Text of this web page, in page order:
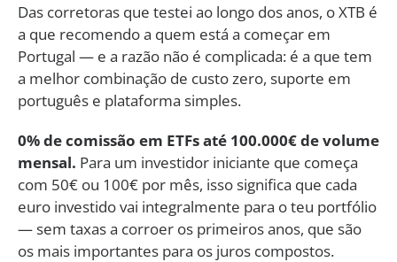
Das corretoras que testei ao longo dos anos, o XTB é
a que recomendo a quem está a começar em
Portugal — e a razão não é complicada: é a que tem
a melhor combinação de custo zero, suporte em
português e plataforma simples.
0% de comissão em ETFs até 100.000€ de volume
mensal. Para um investidor iniciante que começa
com 50€ ou 100€ por mês, isso significa que cada
euro investido vai integralmente para o teu portfólio
— sem taxas a corroer os primeiros anos, que são
os mais importantes para os juros compostos.